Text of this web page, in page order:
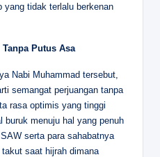
yang tidak terlalu berkenan
Putus Asa
Nabi Muhammad tersebut,
semangat perjuangan tanpa
rasa optimis yang tinggi
buruk menuju hal yang penuh
serta para sahabatnya
saat hijrah dimana